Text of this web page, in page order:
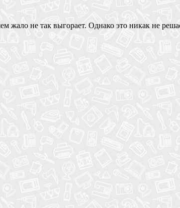
жало не так выгорает. Однако это никак не